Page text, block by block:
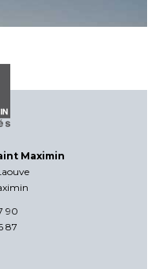
Maximin
90
87